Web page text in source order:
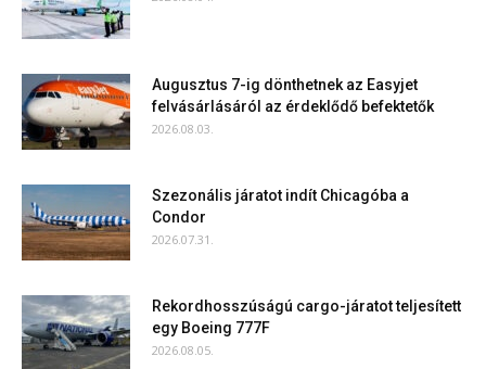
Augusztus 7-ig dönthetnek az Easyjet
felvásárlásáról az érdeklődő befektetők
2026.08.03.
Szezonális járatot indít Chicagóba a
Condor
2026.07.31.
Rekordhosszúságú cargo-járatot teljesített
egy Boeing 777F
2026.08.05.